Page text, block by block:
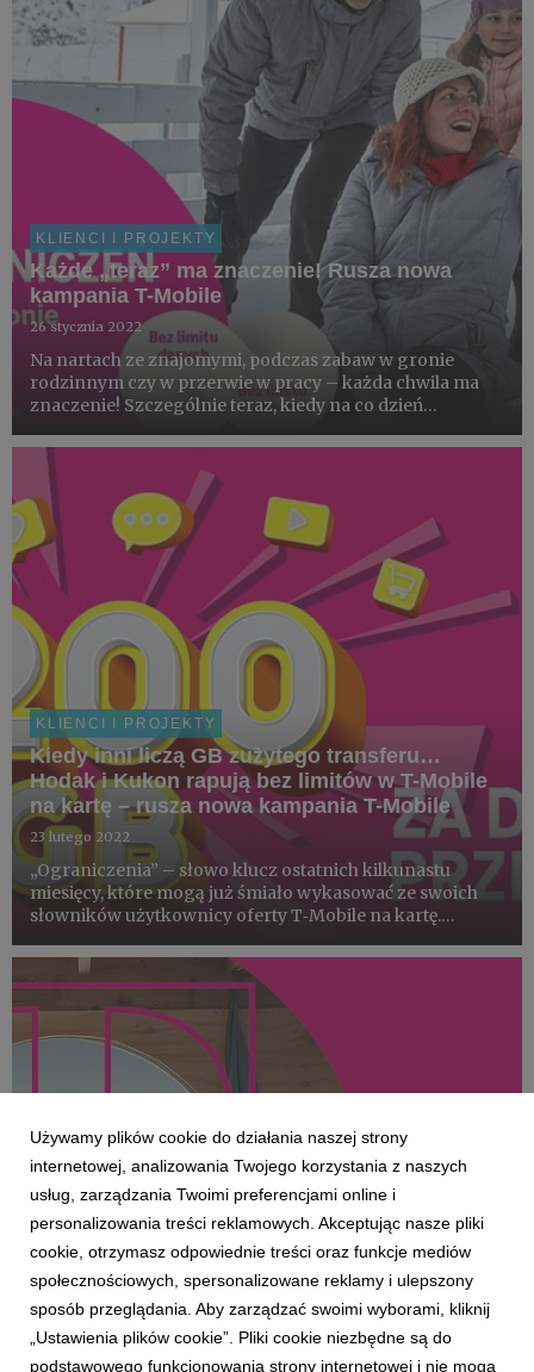
KLIENCI I PROJEKTY
Każde „teraz” ma znaczenie! Rusza nowa
kampania T-Mobile
26 stycznia 2022
Na nartach ze znajomymi, podczas zabaw w gronie
rodzinnym czy w przerwie w pracy – każda chwila ma
znaczenie! Szczególnie teraz, kiedy na co dzień
pomóc klientom żyć bez limitów i przeżywać wyjątkowe
momenty z bliskimi,...
KLIENCI I PROJEKTY
Kiedy inni liczą GB zużytego transferu…
Hodak i Kukon rapują bez limitów w T-Mobile
na kartę – rusza nowa kampania T-Mobile
23 lutego 2022
„Ograniczenia” – słowo klucz ostatnich kilkunastu
miesięcy, które mogą już śmiało wykasować ze swoich
słowników użytkownicy oferty T‑Mobile na kartę.
przez rok mogą robić to, co teraz ma dla nich znaczenie
– niezależ...
KLIENCI I PROJEKTY
W T-Mobile „teraz ma znaczenie” – startuje
wizerunkowa kampania w nowej platformie
komunikacji
9 marca 2022
Używamy plików cookie do działania naszej strony
internetowej, analizowania Twojego korzystania z naszych
usług, zarządzania Twoimi preferencjami online i
personalizowania treści reklamowych. Akceptując nasze pliki
cookie, otrzymasz odpowiednie treści oraz funkcje mediów
społecznościowych, spersonalizowane reklamy i ulepszony
sposób przeglądania. Aby zarządzać swoimi wyborami, kliknij
„Ustawienia plików cookie”. Pliki cookie niezbędne są do
podstawowego funkcjonowania strony internetowej i nie mogą